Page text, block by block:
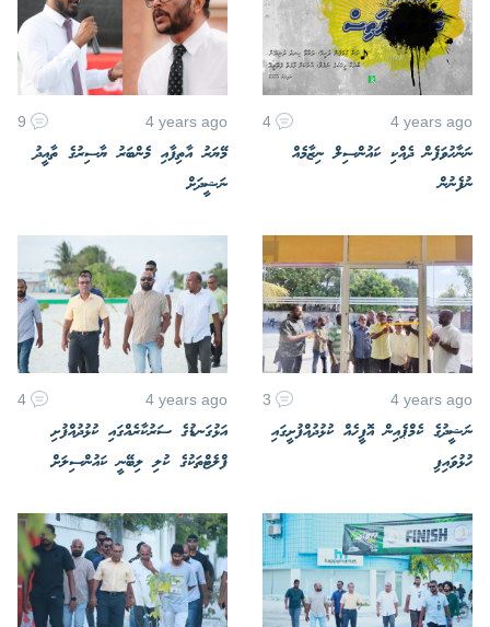
4 years ago
4
ނަނާހުވަފެން ދެއްކި ކައުންސިލް ނިޒާމެއް
ނުފެނުން
4 years ago
9
މޭޔަރު އާތިފާއި މެންބަރު ޔާސިރުގެ ތާއީދު
ނަޝީދަށް
4 years ago
3
ނަޝީދުގެ ކެމްޕެއިން އޮފީހެއް ކުޅުދުއްފުށީގައި
ހުޅުވައިފި
4 years ago
4
އަޅުގަނޑުގެ ސަރުކާރެއްގައި ކުޅުދުއްފުށި
ފްލެޓްތަކުގެ ކުލި ލިބޭނީ ކައުންސިލަށް